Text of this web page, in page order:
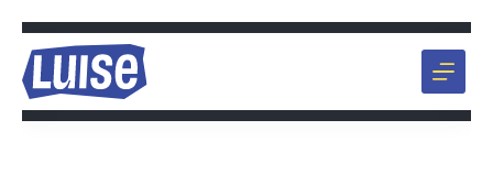
Zum
Inhalt
springen